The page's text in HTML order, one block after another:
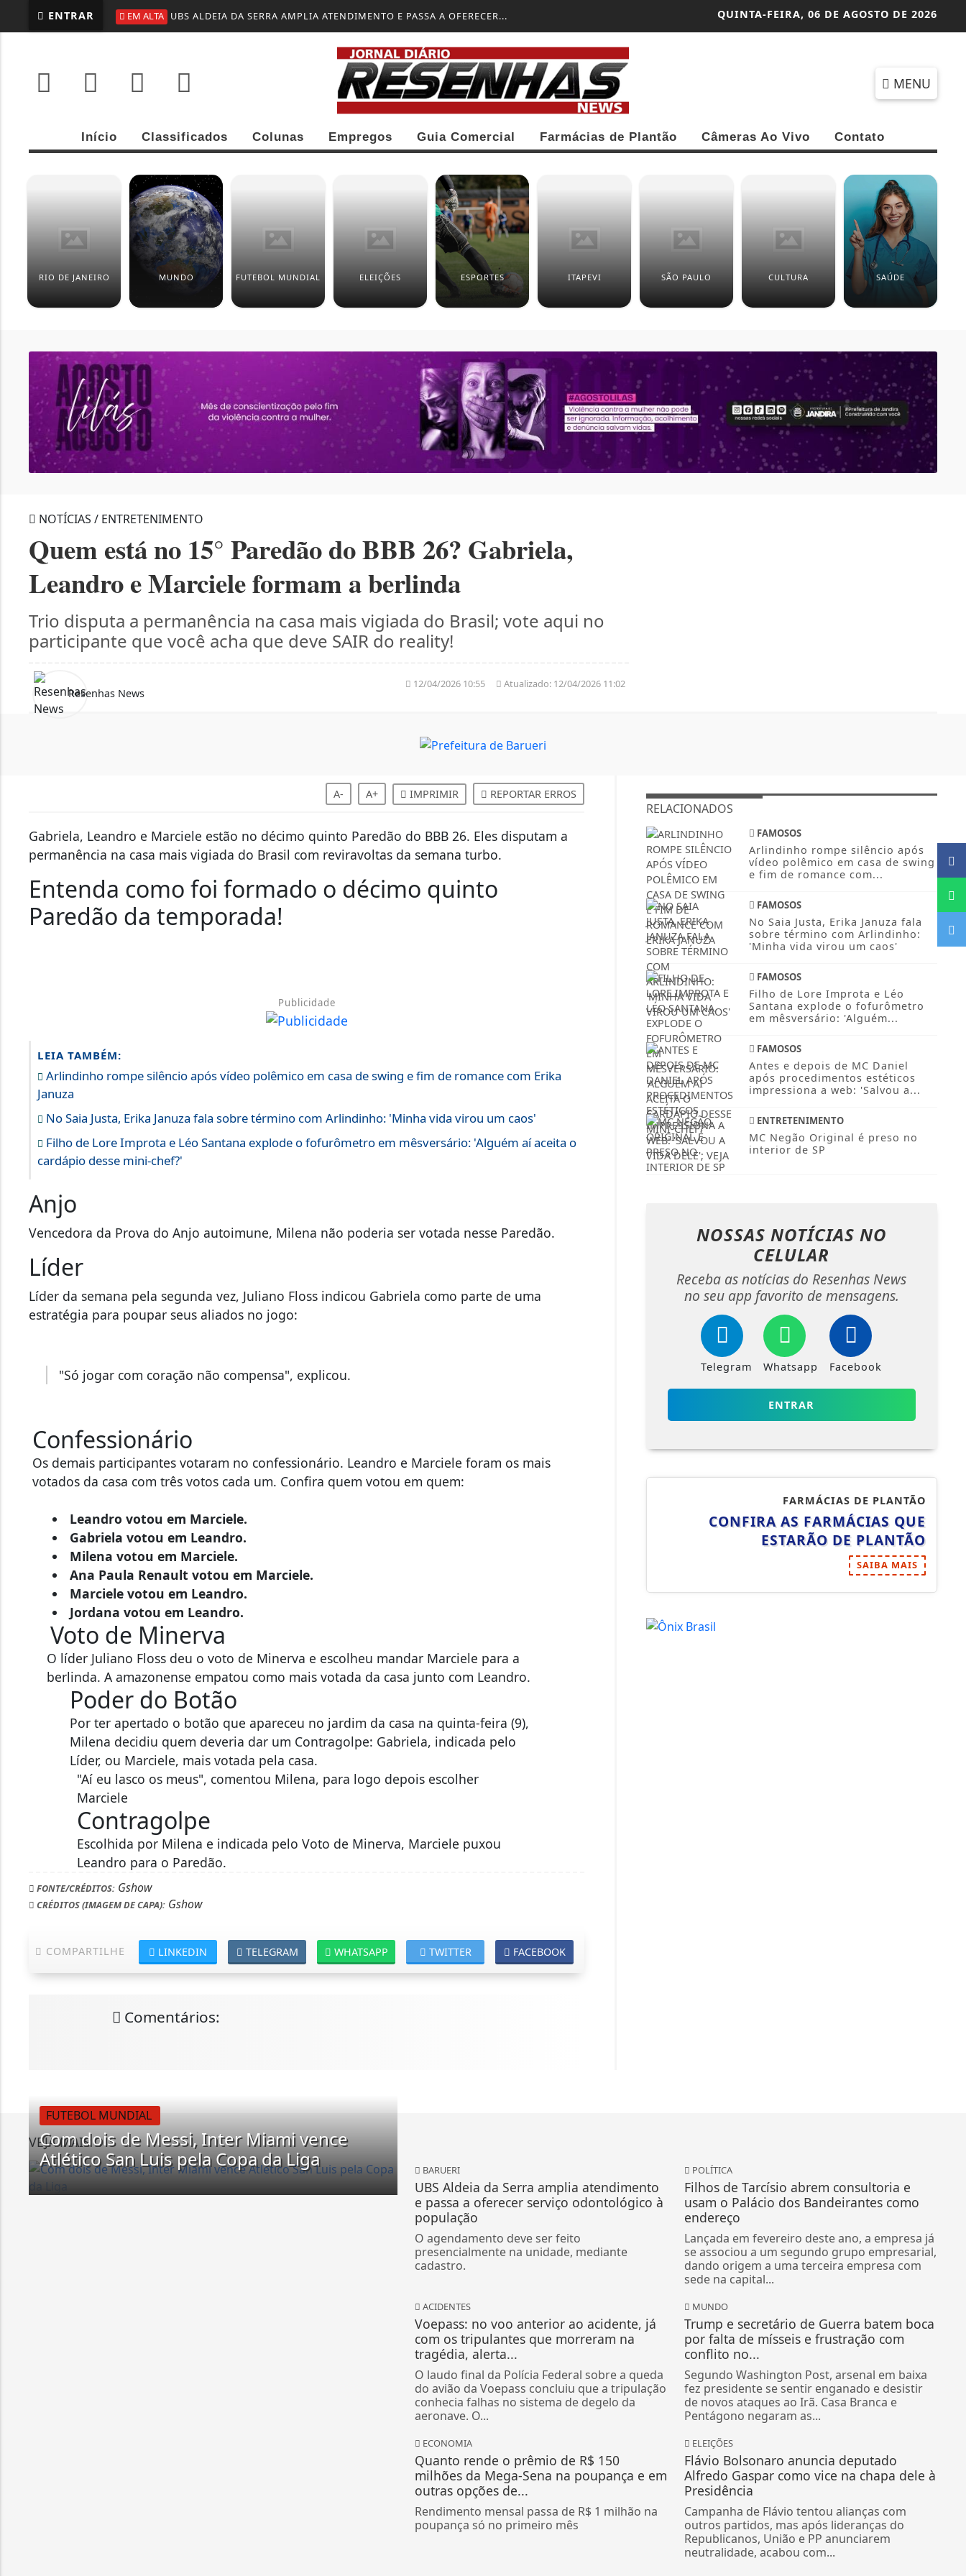
ENTRAR EM ALTA COM DOIS DE MESSI, INTER MIAMI VENCE ATLÉTICO SAN LUIS PELA... QUINTA-FEIRA, 06 DE AGOSTO DE 2026
MENU
Início Classificados Colunas Empregos Guia Comercial Farmácias de Plantão Câmeras Ao Vivo Contato
RIO DE JANEIRO MUNDO FUTEBOL MUNDIAL ELEIÇÕES ESPORTES ITAPEVI SÃO PAULO CULTURA SAÚDE
Quem está no 15° Paredão do BBB 26? Gabriela,
Leandro e Marciele formam a berlinda
Trio disputa a permanência na casa mais vigiada do Brasil; vote aqui no
participante que você acha que deve SAIR do reality!
Gabriela, Leandro e Marciele estão no décimo quinto Paredão do BBB 26. Eles disputam a
Entenda como foi formado o décimo quinto
Paredão da temporada!
Publicidade
LEIA TAMBÉM:
Arlindinho rompe silêncio após vídeo polêmico em casa de swing e fim de romance com Erika
Januza
No Saia Justa, Erika Januza fala sobre término com Arlindinho: 'Minha vida virou um caos'
Filho de Lore Improta e Léo Santana explode o fofurômetro em mêsversário: 'Alguém aí aceita o
Anjo
Líder
Líder da semana pela segunda vez, Juliano Floss indicou Gabriela como parte de uma
Confessionário
Os demais participantes votaram no confessionário. Leandro e Marciele foram os mais
Leandro votou em Marciele.
Gabriela votou em Leandro.
Milena votou em Marciele.
Ana Paula Renault votou em Marciele.
Marciele votou em Leandro.
Jordana votou em Leandro.
Voto de Minerva
O líder Juliano Floss deu o voto de Minerva e escolheu mandar Marciele para a
berlinda. A amazonense empatou como mais votada da casa junto com Leandro.
Poder do Botão
Por ter apertado o botão que apareceu no jardim da casa na quinta-feira (9),
Milena decidiu quem deveria dar um Contragolpe: Gabriela, indicada pelo
Líder, ou Marciele, mais votada pela casa.
"Aí eu lasco os meus", comentou Milena, para logo depois escolher
Marciele
Contragolpe
Escolhida por Milena e indicada pelo Voto de Minerva, Marciele puxou
Leandro para o Paredão.
FONTE/CRÉDITOS:Gshow
FACEBOOK
TWITTER
WHATSAPP
TELEGRAM
LINKEDIN
RELACIONADOS
FAMOSOS
Arlindinho rompe silêncio após
vídeo polêmico em casa de swing
FAMOSOS
No Saia Justa, Erika Januza fala
sobre término com Arlindinho:
FAMOSOS
Filho de Lore Improta e Léo
Santana explode o fofurômetro
FAMOSOS
Antes e depois de MC Daniel
após procedimentos estéticos
ENTRETENIMENTO
MC Negão Original é preso no
NOSSAS NOTÍCIAS
CELULAR
Receba as notícias do Resenhas News
no seu app favorito de mensagens.
ENTRAR
FARMÁCIAS DE PLANTÃO
CONFIRA AS FARMÁCIAS QUE
ESTARÃO DE PLANTÃO
VEJA MAIS
FUTEBOL MUNDIAL
Com dois de Messi, Inter Miami vence
Atlético San Luis pela Copa da Liga
BARUERI
UBS Aldeia da Serra amplia atendimento
e passa a oferecer serviço odontológico à
população
O agendamento deve ser feito
presencialmente na unidade, mediante
POLÍTICA
Filhos de Tarcísio abrem consultoria e
usam o Palácio dos Bandeirantes como
endereço
Lançada em fevereiro deste ano, a empresa já
se associou a um segundo grupo empresarial,
dando origem a uma terceira empresa com
ACIDENTES
Voepass: no voo anterior ao acidente, já
com os tripulantes que morreram na
tragédia, alerta...
O laudo final da Polícia Federal sobre a queda
do avião da Voepass concluiu que a tripulação
conhecia falhas no sistema de degelo da
MUNDO
Trump e secretário de Guerra batem boca
por falta de mísseis e frustração com
conflito no...
Segundo Washington Post, arsenal em baixa
fez presidente se sentir enganado e desistir
de novos ataques ao Irã. Casa Branca e
Pentágono negaram as...
ECONOMIA
Quanto rende o prêmio de R$ 150
milhões da Mega-Sena na poupança e em
outras opções de...
Rendimento mensal passa de R$ 1 milhão na
ELEIÇÕES
Flávio Bolsonaro anuncia deputado
Alfredo Gaspar como vice na chapa dele à
Presidência
Campanha de Flávio tentou alianças com
outros partidos, mas após lideranças do
Republicanos, União e PP anunciarem